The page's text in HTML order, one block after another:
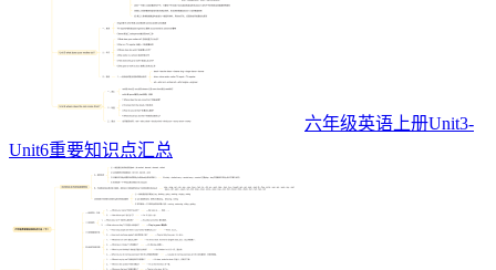
六年级英语上册Unit3-
Unit6重要知识点汇总